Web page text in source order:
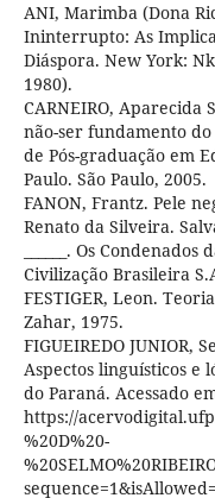
ANI, Marimba (Dona
Ininterrupto: As
Diáspora. New York:
1980).
CARNEIRO, Aparecida
não-ser fundamento
de Pós-graduação em
Paulo. São Paulo, 2005.
FANON, Frantz. Pele
Renato da Silveira.
______. Os
Civilização Brasileira
FESTIGER, Leon.
Zahar, 1975.
FIGUEIREDO JUNIOR,
Aspectos linguísticos e
do Paraná. Acessado
https://
%20D%20-